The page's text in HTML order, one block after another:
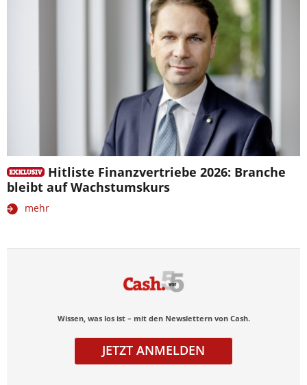
Hitliste Finanzvertriebe 2026: Branche
bleibt auf Wachstumskurs
mehr
Wissen, was los ist – mit den Newslettern von Cash.
JETZT ANMELDEN